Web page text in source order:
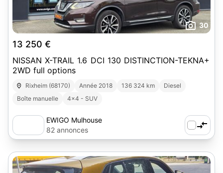
30
13 250 €
NISSAN X-TRAIL 1.6 DCI 130 DISTINCTION-TEKNA+
2WD full options
Rixheim (68170) Année 2018 136 324 km
Diesel
Boîte manuelle
4x4 - SUV
EWIGO Mulhouse
82 annonces